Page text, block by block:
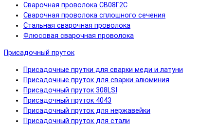
Сварочная проволока СВ08Г2С
Сварочная проволока сплошного сечения
Стальная сварочная проволока
Флюсовая сварочная проволока
Присадочный пруток
Присадочные прутки для сварки меди и латуни
Присадочные пруток для сварки алюминия
Присадочный пруток 308LSI
Присадочный пруток 4043
Присадочный пруток для нержавейки
Присадочный пруток для стали